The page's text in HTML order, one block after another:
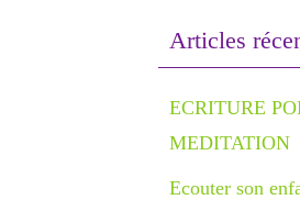
Articles
ECRITURE
MEDITATION
Ecouter son